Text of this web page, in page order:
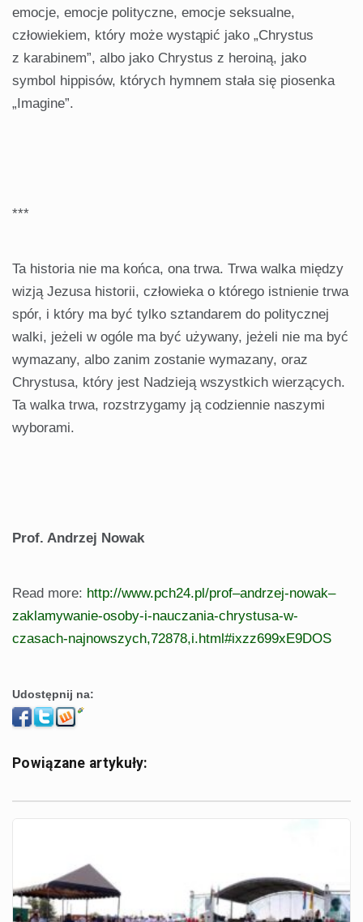
emocje, emocje polityczne, emocje seksualne,
człowiekiem, który może wystąpić jako „Chrystus
z karabinem”, albo jako Chrystus z heroiną, jako
symbol hippisów, których hymnem stała się piosenka
„Imagine”.
***
Ta historia nie ma końca, ona trwa. Trwa walka między
wizją Jezusa historii, człowieka o którego istnienie trwa
spór, i który ma być tylko sztandarem do politycznej
walki, jeżeli w ogóle ma być używany, jeżeli nie ma być
wymazany, albo zanim zostanie wymazany, oraz
Chrystusa, który jest Nadzieją wszystkich wierzących.
Ta walka trwa, rozstrzygamy ją codziennie naszymi
wyborami.
Prof. Andrzej Nowak
Read more: http://www.pch24.pl/prof–andrzej-nowak–
zaklamywanie-osoby-i-nauczania-chrystusa-w-
czasach-najnowszych,72878,i.html#ixzz699xE9DOS
Udostępnij na:
Powiązane artykuły: